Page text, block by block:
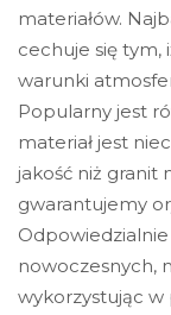
materiałów.
cechuje się tym,
warunki
Popularny jest
materiał jest
jakość niż granit
gwarantujemy
nowoczesnych,
wykorzystując w